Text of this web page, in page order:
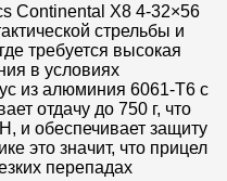
Continental X8 4-32×56
стрельбы и
требуется высокая
в условиях
из алюминия 6061-T6 с
отдачу до 750 г, что
и обеспечивает защиту
это значит, что прицел
перепадах